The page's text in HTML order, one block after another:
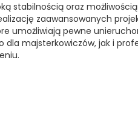
stabilnością oraz
zaawansowanych
umożliwiają pewne
dla majsterkowiczów, jak i